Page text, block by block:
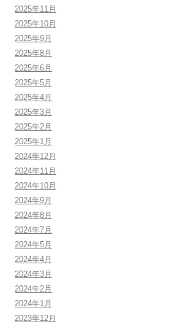
2025年11月
2025年10月
2025年9月
2025年8月
2025年6月
2025年5月
2025年4月
2025年3月
2025年2月
2025年1月
2024年12月
2024年11月
2024年10月
2024年9月
2024年8月
2024年7月
2024年5月
2024年4月
2024年3月
2024年2月
2024年1月
2023年12月